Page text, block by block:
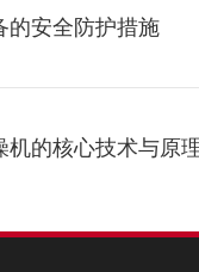
的安全防护措施
机的核心技术与原